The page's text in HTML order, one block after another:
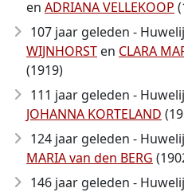
en ADRIANA VELLEKOOP
107 jaar geleden -
WIJNHORST en CLARA
(1919)
111 jaar geleden -
JOHANNA KORTELAND
124 jaar geleden -
MARIA van den BERG
146 jaar geleden -